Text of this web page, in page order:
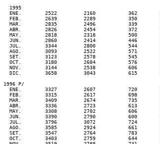
ENE.        2522         2160
FEB.        2639         2289
MAR.        2835         2496
ABR.        2826         2454
MAY.        2818         2318
JUN.        2860         2414
JUL.        3344         2800
AGO.        3093         2522
SET.        3123         2578
OCT.        3180         2604
NOV.        3144         2538
DIC.        3658         3043
ENE.        3327         2607
FEB.        3315         2617
MAR.        3409         2674
ABR.        3336         2723
MAY.        3308         2702
JUN.        3390         2790
JUL.        3796         3072
AGO.        3585         2924
SET.        3547         2764
OCT.        3403         2759